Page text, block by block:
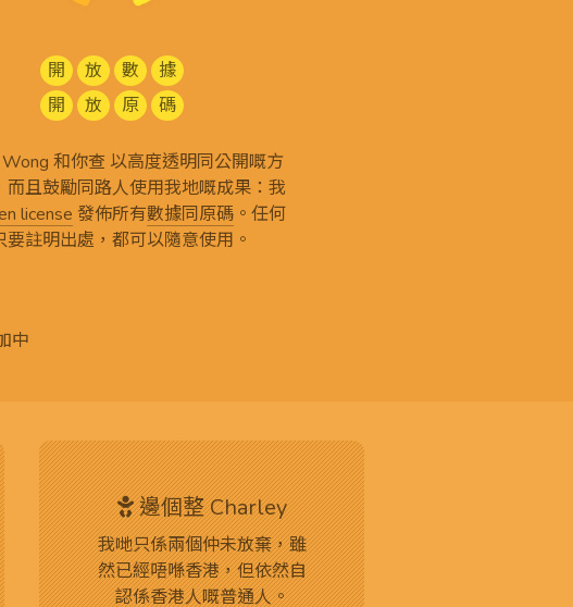
開 放 數
據
開
放 原 碼
和你查 以高度透明同公開嘅方
而且鼓勵同路人使用我地嘅成果：我
license 發佈所有數據同原碼。任何
要註明出處，都可以隨意使用。
中
邊個整 Charley
我哋只係兩個仲未放棄，雖
然已經唔喺香港，但依然自
認係香港人嘅普通人。